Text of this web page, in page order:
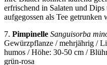
erfrischend in Salaten und
aufgegossen als Tee getrunken
7. Pimpinelle Sanguisorba
Gewürzpflanze / mehrjährig /
humos / Höhe: 30-50 cm /
grün-rosa